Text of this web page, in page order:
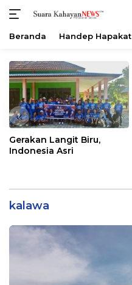
konten
Beranda Handep Hapakat
«
Gerakan Langit Biru,
Indonesia Asri
kalawa